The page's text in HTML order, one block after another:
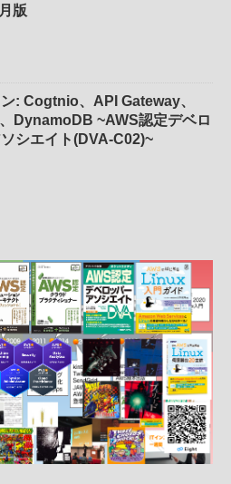
版
: Cogtnio、API Gateway、
DynamoDB ~AWS認定デベロ
シエイト(DVA-C02)~